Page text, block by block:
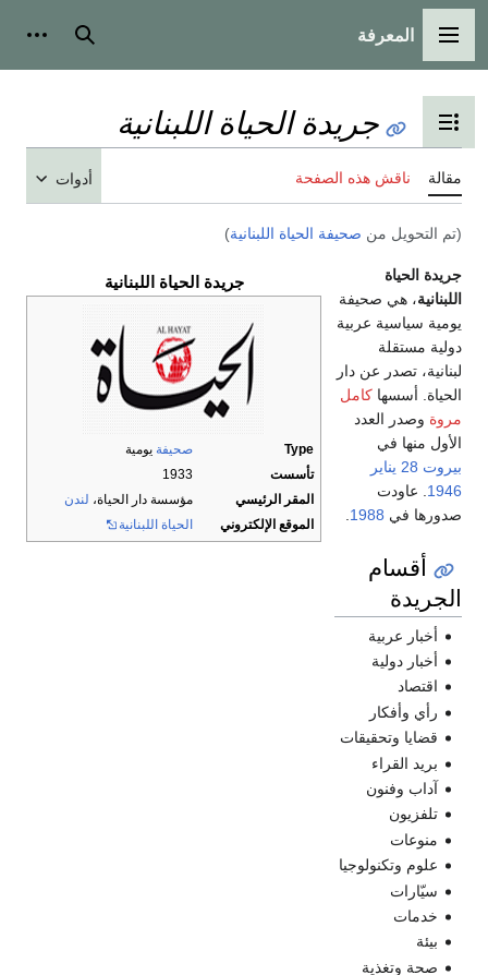
القائمة الرئيسية
المعرفة بحث
تبديل عرض جدول المحتويات
جريدة الحياة اللبنانية
مقالة ناقش هذه الصفحة أدوات
(تم التحويل من صحيفة الحياة اللبنانية)
جريدة الحياة اللبنانية
Type صحيفة يومية
تأسست
1933
المقر الرئيسي
مؤسسة دار الحياة، لندن
الموقع الإلكتروني
الحياة اللبنانية
جريدة الحياة
اللبنانية، هي صحيفة
يومية سياسية عربية
دولية مستقلة
لبنانية، تصدر عن دار
الحياة. أسسها كامل
مروة وصدر العدد
الأول منها في
بيروت 28 يناير
1946 . عاودت
صدورها في 1988
أقسام
الجريدة
أخبار عربية
أخبار دولية
اقتصاد
رأي وأفكار
قضايا وتحقيقات
بريد القراء
آداب وفنون
تلفزيون
منوعات
علوم وتكنولوجيا
سيّارات
خدمات
بيئة
صحة وتغذية